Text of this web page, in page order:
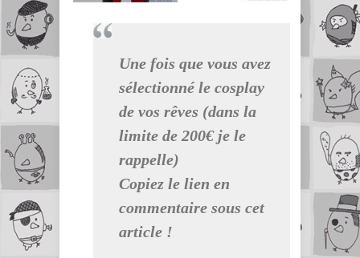
Une fois que vous avez
sélectionné le cosplay
de vos rêves (dans la
limite de 200€ je le
rappelle)
Copiez le lien en
commentaire sous cet
article !